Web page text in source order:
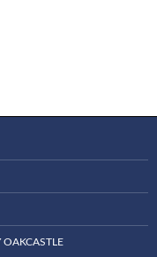
OAKCASTLE